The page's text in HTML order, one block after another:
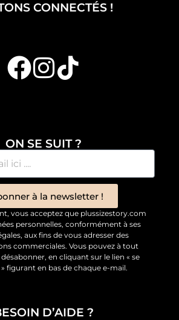
CONNECTÉS !
ON SE SUIT ?
à la newsletter !
vous acceptez que plussizestory.com
personnelles, conformément à ses
aux fins de vous adresser des
commerciales. Vous pouvez à tout
en cliquant sur le lien « se
figurant en bas de chaque e-mail.
D’AIDE ?